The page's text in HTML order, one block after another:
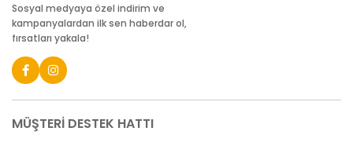
Sosyal medyaya özel indirim ve
kampanyalardan ilk sen haberdar ol,
fırsatları yakala!
MÜŞTERİ DESTEK HATTI